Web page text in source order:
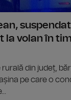
la volan în
din județ,
pe care o